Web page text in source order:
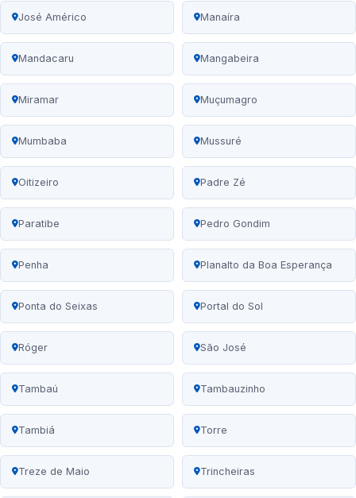
José Américo Manaíra
Mandacaru Mangabeira
Miramar Muçumagro
Mumbaba Mussuré
Oitizeiro Padre Zé
Paratibe Pedro Gondim
Penha Planalto da Boa Esperança
Ponta do Seixas Portal do Sol
Róger São José
Tambaú Tambauzinho
Tambiá Torre
Treze de Maio Trincheiras